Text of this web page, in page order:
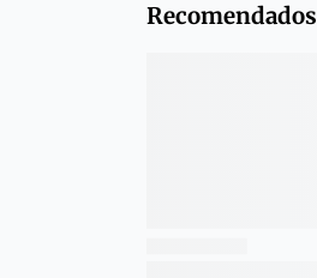
Recomendados